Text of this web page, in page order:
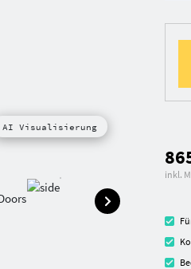
AI Visualisierung
inkl.